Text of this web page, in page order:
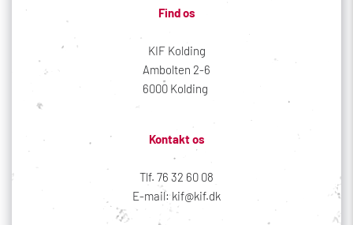
Find os
KIF Kolding
Ambolten 2-6
6000 Kolding
Kontakt os
Tlf. 76 32 60 08
E-mail: kif@kif.dk